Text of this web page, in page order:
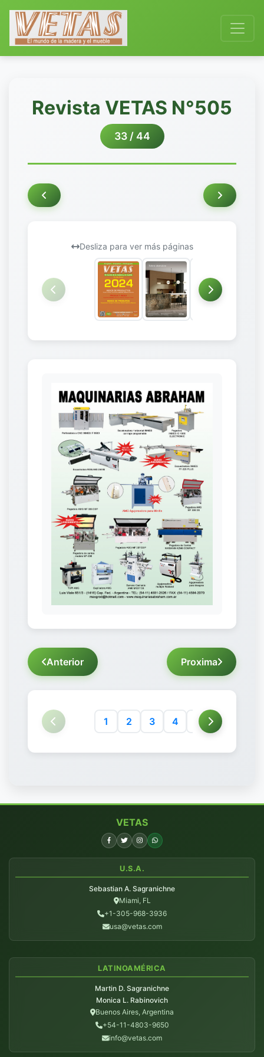
Revista VETAS N°505
33 / 44
Desliza para ver más páginas
Anterior Proxima
1 2 3 4 5 6
VETAS
U.S.A.
Sebastian A. Sagranichne
Miami, FL
+1-305-968-3936
usa@vetas.com
LATINOAMÉRICA
Martin D. Sagranichne
Monica L. Rabinovich
Buenos Aires, Argentina
+54-11-4803-9650
info@vetas.com